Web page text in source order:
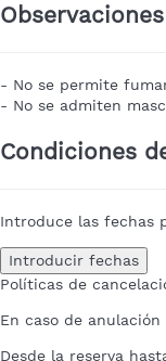
Observaciones
- No se permite
- No se admiten
Condiciones
Introduce las fechas
Introducir fechas
Políticas de
En caso de
Desde la reserva